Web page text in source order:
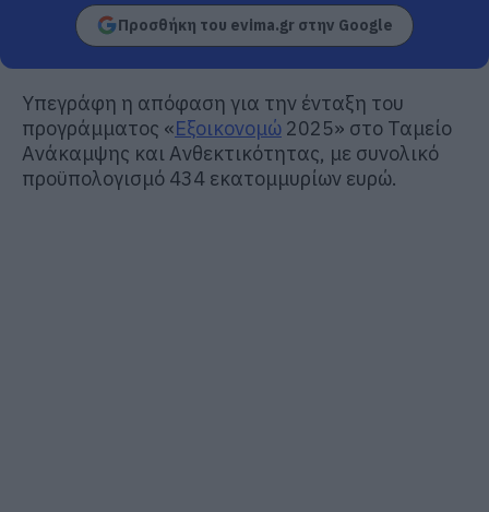
Προσθήκη του evima.gr στην Google
Υπεγράφη η απόφαση για την ένταξη του
προγράμματος «Εξοικονομώ 2025» στο Ταμείο
Ανάκαμψης και Ανθεκτικότητας, με συνολικό
προϋπολογισμό 434 εκατομμυρίων ευρώ.